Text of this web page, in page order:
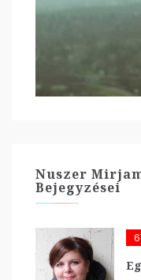
Nuszer
Bejegyzései